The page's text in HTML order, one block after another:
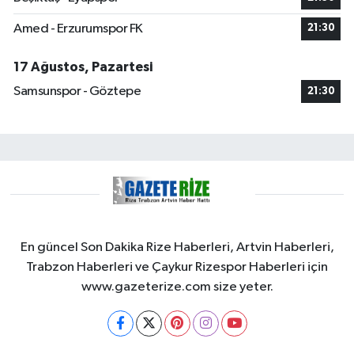
Amed - Erzurumspor FK 21:30
17 Ağustos, Pazartesi
Samsunspor - Göztepe
21:30
En güncel Son Dakika Rize Haberleri, Artvin Haberleri,
Trabzon Haberleri ve Çaykur Rizespor Haberleri için
www.gazeterize.com size yeter.